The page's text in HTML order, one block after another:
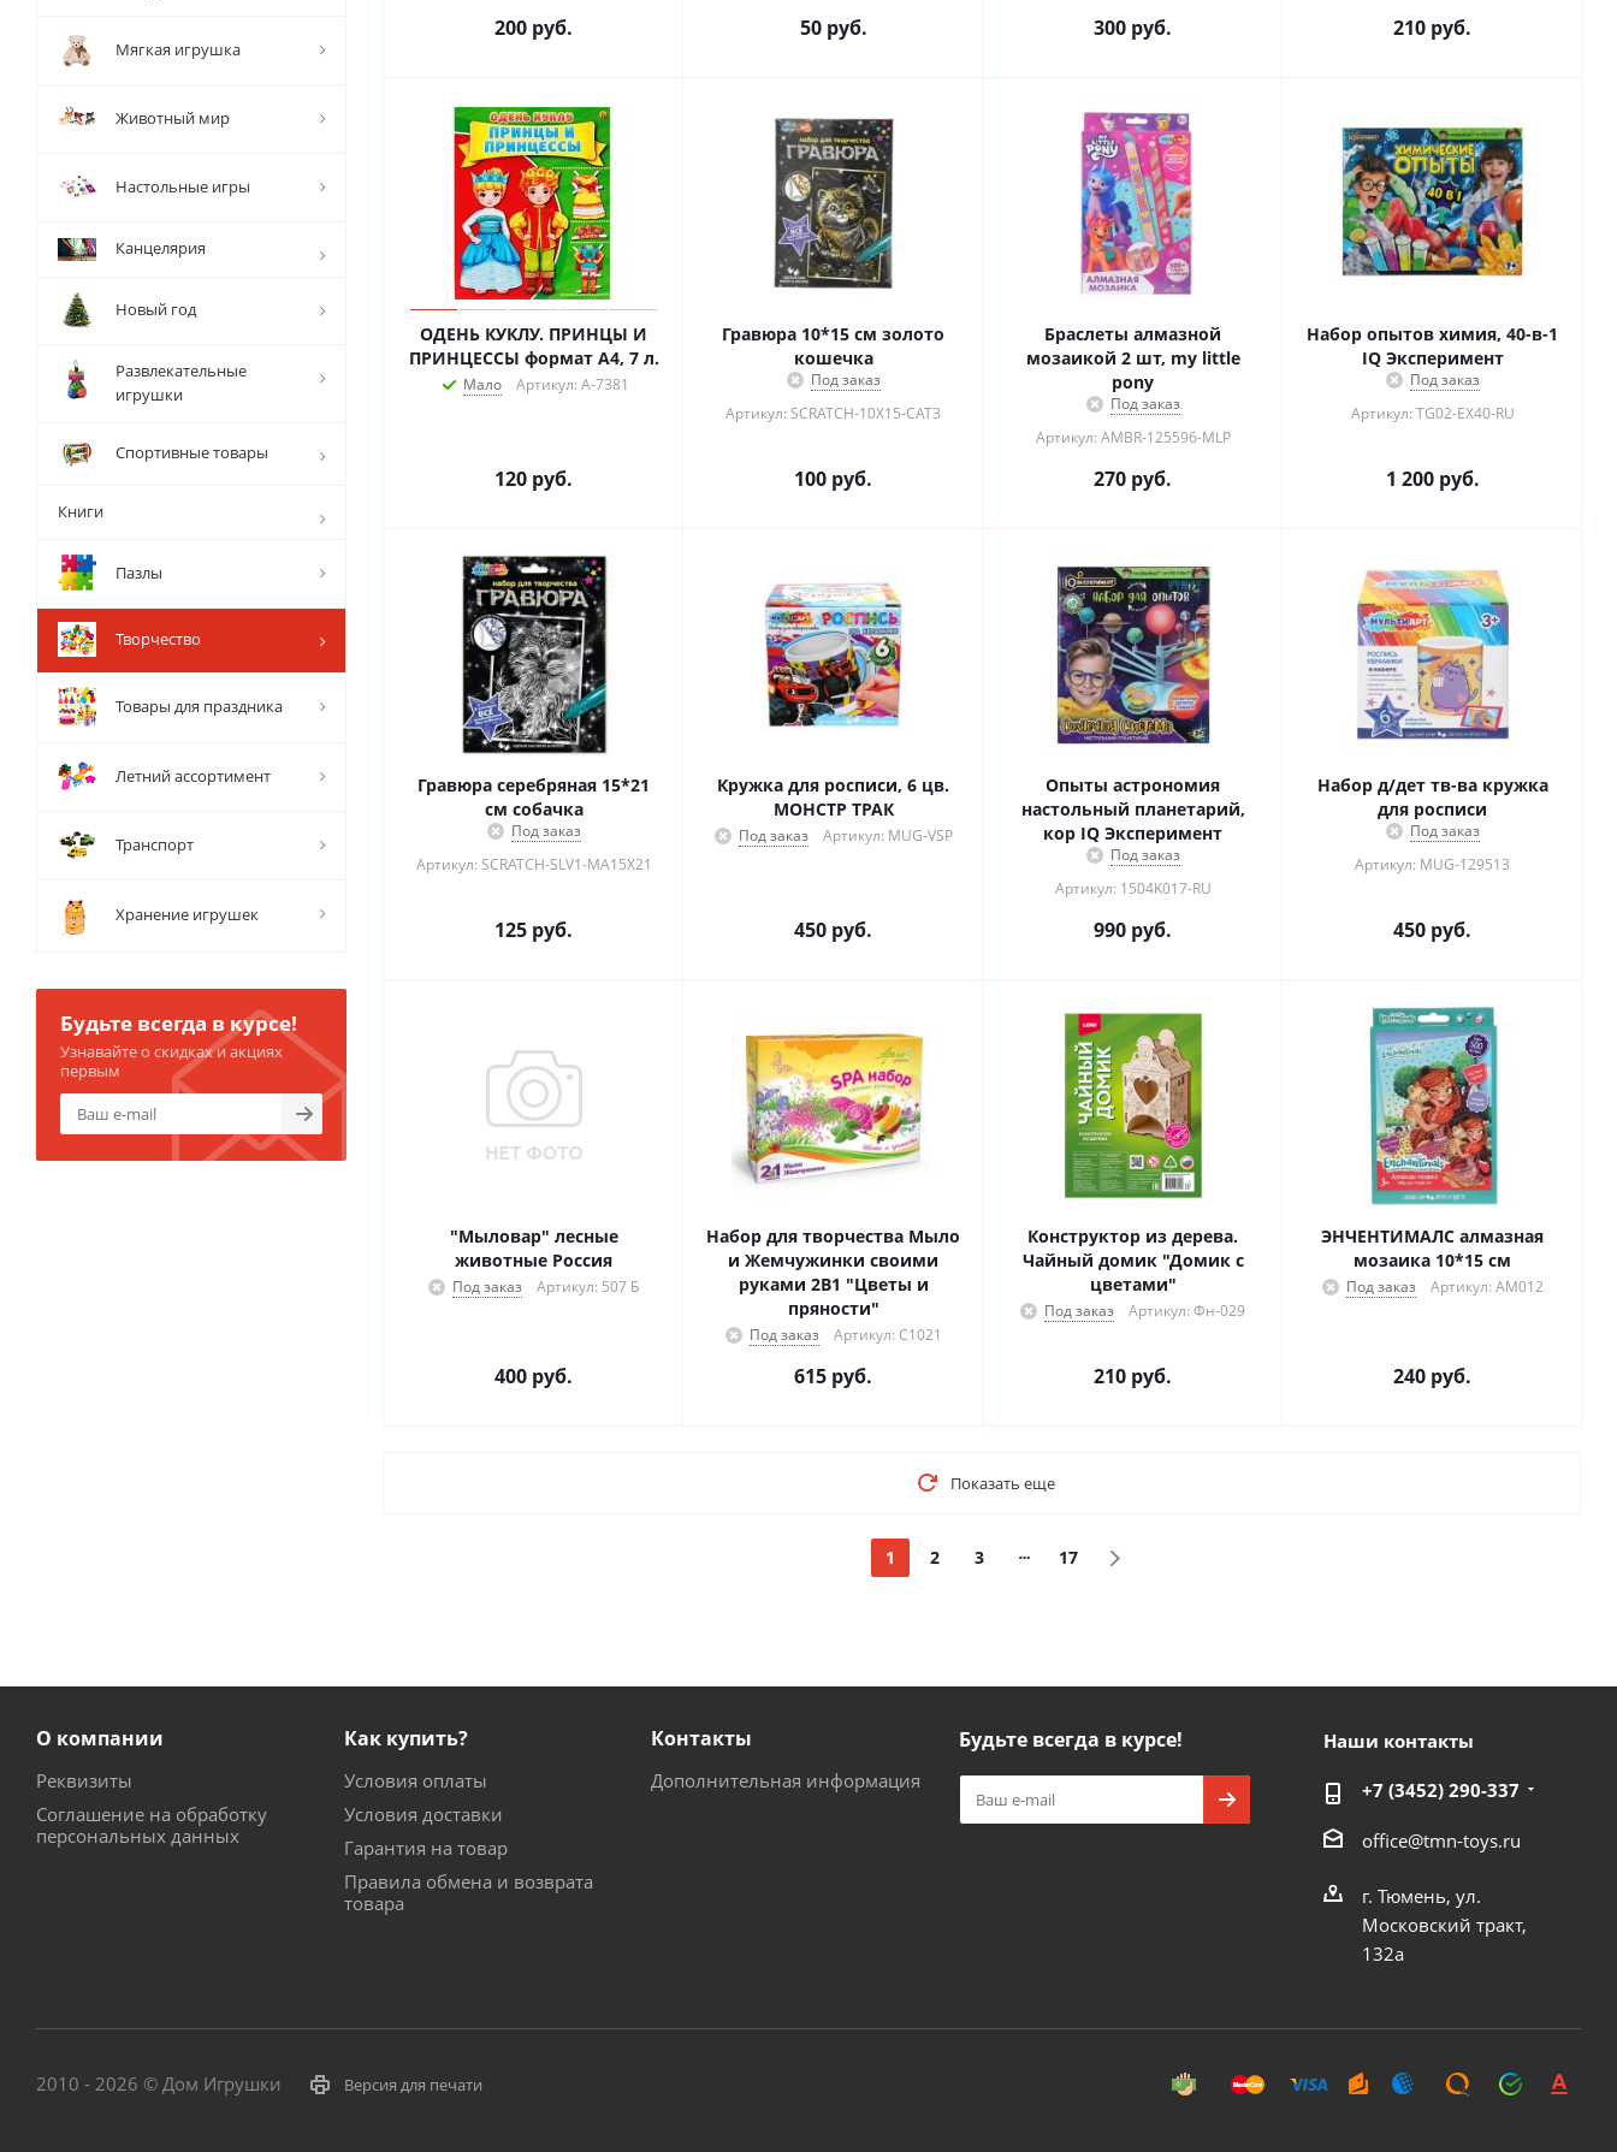
200 руб. 50руб. 300 руб. 210 руб.
ОДЕНЬ КУКЛУ. ПРИНЦЫ И
ПРИНЦЕССЫ формат А4, 7 л.
Мало Артикул: А-7381
120 руб.
Гравюра 10*15 см золото
кошечка
Под заказ
Артикул: SCRATCH-10X15-CAT3
100 руб.
Браслеты алмазной
мозаикой 2 шт, my little
pony
Под заказ
Артикул: AMBR-125596-MLP
270 руб.
Набор опытов химия, 40-в-1
IQ Эксперимент
Под заказ
Артикул: TG02-EX40-RU
1 200руб.
Гравюра серебряная 15*21
см собачка
Под заказ
Артикул: SCRATCH-SLV1-MA15X21
125 руб.
Кружка для росписи, 6 цв.
МОНСТР ТРАК
Под заказ Артикул: MUG-VSP
450 руб.
Опыты астрономия
настольный планетарий,
кор IQ Эксперимент
Под заказ
Артикул: 1504K017-RU
990 руб.
Набор д/дет тв-ва кружка
для росписи
Под заказ
Артикул: MUG-129513
450 руб.
"Мыловар" лесные
животные Россия
Под заказ Артикул: 507 Б
400 руб.
Набор для творчества Мыло
и Жемчужинки своими
руками 2В1 "Цветы и
пряности"
Под заказ Артикул: С1021
615 руб.
Конструктор из дерева.
Чайный домик "Домик с
цветами"
Под заказ Артикул: Фн-029
210 руб.
ЭНЧЕНТИМАЛС алмазная
мозаика 10*15 см
Под заказ Артикул: АМ012
240 руб.
Показать еще
1 2 3 17
Мягкая игрушка
Животный мир
Настольные игры
Канцелярия
Новый год
Развлекательные
игрушки
Спортивные товары
Книги
Пазлы
Творчество
Товары для праздника
Летний ассортимент
Транспорт
Хранение игрушек
Будьте всегда в курсе!
Узнавайте о скидках и акциях
первым
О компании
Реквизиты
Соглашение на обработку
персональных данных
Как купить?
Условия оплаты
Условия доставки
Гарантия на товар
Правила обмена и возврата
товара
Контакты
Дополнительная информация
Будьте всегда в курсе! Наши контакты
+7 (3452) 290-337
office@tmn-toys.ru
г. Тюмень, ул.
Московский тракт,
132а
2010 - 2026 © Дом Игрушки Версия для печати